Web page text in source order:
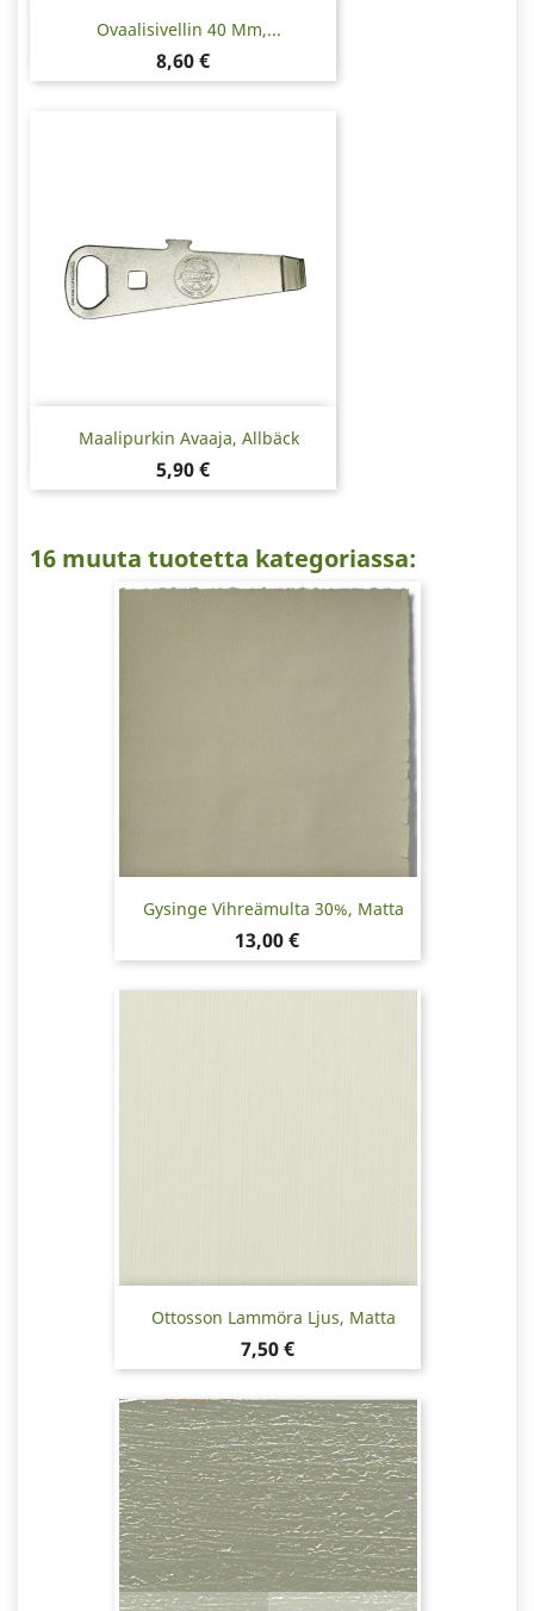
Ovaalisivellin 40 Mm,...
Hinta
8,60 €
Maalipurkin Avaaja, Allbäck
Hinta
5,90 €
16 muuta tuotetta kategoriassa:
Gysinge Vihreämulta 30%, Matta
Hinta
13,00 €
Ottosson Lammöra Ljus, Matta
Hinta
7,50 €